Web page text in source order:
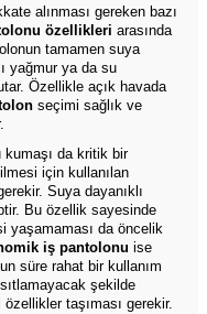
alınması gereken bazı
özellikleri arasında
tamamen suya
yağmur ya da su
Özellikle açık havada
seçimi sağlık ve
da kritik bir
için kullanılan
Suya dayanıklı
Bu özellik sayesinde
yaşamaması da öncelik
iş pantolonu ise
süre rahat bir kullanım
şekilde
taşıması gerekir.